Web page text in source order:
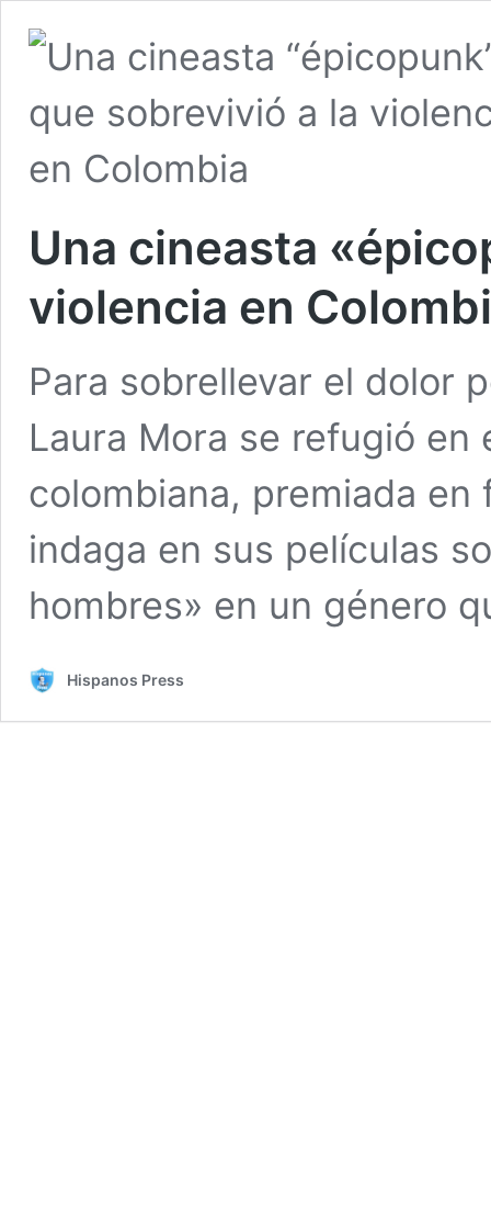
Una cineasta
violencia en
Para sobrellevar el dolor
Laura Mora se refugió en
colombiana, premiada
indaga en sus películas
hombres» en un género
Hispanos Press